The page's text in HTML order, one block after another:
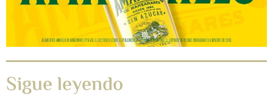
Sigue leyendo